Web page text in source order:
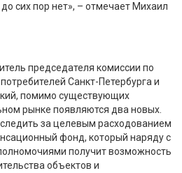
сих пор нет», – отмечает Михаил
председателя комиссии по
Санкт-Петербурга и
помимо существующих
рынке появляются два новых.
за целевым расходованием
фонд, который наряду с
получит возможность
объектов и